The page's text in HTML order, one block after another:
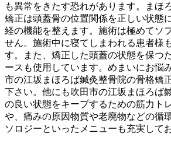
も異常をきたす恐れがあります。まほ
矯正は頭蓋骨の位置関係を正しい状態
経の機能を整えます。施術は極めてソ
せん。施術中に寝てしまわれる患者様
す。また、矯正した頭蓋の状態を保つ
ースも使用しています。めまいにお悩
市の江坂まほろば鍼灸整骨院の骨格矯
下さい。他にも吹田市の江坂まほろば
の良い状態をキープするための筋力ト
や、痛みの原因物質や老廃物などの循
ソロジーといったメニューも充実して